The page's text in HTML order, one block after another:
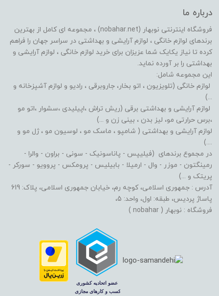
درباره ما
فروشگاه اینترنتی نوبهار (nobahar.net) ، مجموعه ای کامل از بهترین
برندهای لوازم خانگی ، لوازم آرایشی و بهداشتی در سراسر جهان را فراهم
کرده تا نیاز یکایک شما عزیزان برای خرید لوازم خانگی ، لوازم آرایشی و
بهداشتی را بر آورده نماید.
این مجموعه شامل:
لوازم خانگی (تلویزیون ، اتو بخار، جاروبرقی ، رادیو و لوازم آشپزخانه و
...)
لوازم آرایشی و بهداشتی برقی (ریش تراش ،اپیلیدی ،سشوار ،اتو مو
،برس حرارتی مو، لیز بدن ، بینی زن و ...)
لوازم آرایشی و بهداشتی ( شامپو ، ماسک مو ، لوسیون مو ، ژل مو و
....)
در مجموع برندهای (فیلیپس - پاناسونیک - سونی - براون - والرا -
رمینگتون - موزر - وال - ارمیلا - بابیلیس - پرومکس - پروویو - سورکر -
پریتک و ...)
آدرس : جمهوری اسلامی، کوچه رم، خیابان جمهوری اسلامی، پلاک: 619
پاساژ پردیس، طبقه: اول، واحد: 5،
فروشگاه : نوبهار ( nobahar )